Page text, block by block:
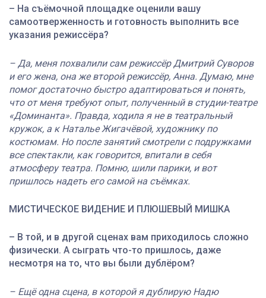
– На съёмочной площадке оценили вашу
самоотверженность и готовность выполнить все
указания режиссёра?
– Да, меня похвалили сам режиссёр Дмитрий Суворов
и его жена, она же второй режиссёр, Анна. Думаю, мне
помог достаточно быстро адаптироваться и понять,
что от меня требуют опыт, полученный в студии-театре
«Доминанта». Правда, ходила я не в театральный
кружок, а к Наталье Жигачёвой, художнику по
костюмам. Но после занятий смотрели с подружками
все спектакли, как говорится, впитали в себя
атмосферу театра. Помню, шили парики, и вот
пришлось надеть его самой на съёмках.
МИСТИЧЕСКОЕ ВИДЕНИЕ И ПЛЮШЕВЫЙ МИШКА
– В той, и в другой сценах вам приходилось сложно
физически. А сыграть что-то пришлось, даже
несмотря на то, что вы были дублёром?
– Ещё одна сцена, в которой я дублирую Надю